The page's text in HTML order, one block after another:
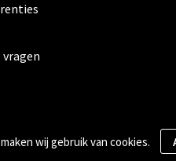
wij gebruik van cookies.